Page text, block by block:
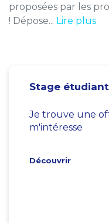
proposées par les
! Dépose... Lire plus
Stage étudiant
Je trouve une
m'intéresse
Découvrir